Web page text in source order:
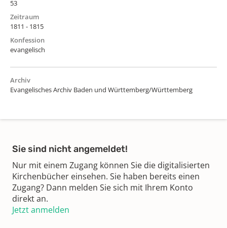
53
Zeitraum
1811 - 1815
Konfession
evangelisch
Archiv
Evangelisches Archiv Baden und Württemberg/Württemberg
Sie sind nicht angemeldet!
Nur mit einem Zugang können Sie die digitalisierten
Kirchenbücher einsehen. Sie haben bereits einen
Zugang? Dann melden Sie sich mit Ihrem Konto
direkt an.
Jetzt anmelden